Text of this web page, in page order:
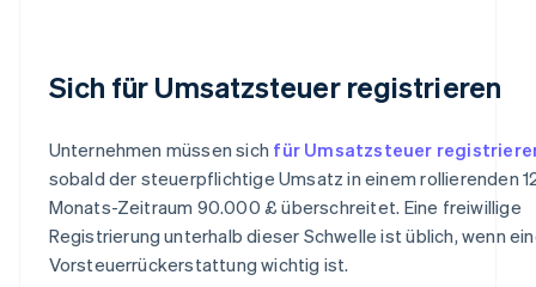
Sich für Umsatzsteuer registrieren
Unternehmen müssen sich für Umsatzsteuer
sobald der steuerpflichtige Umsatz in einem rollierenden
Monats-Zeitraum 90.000 £ überschreitet. Eine freiwillige
Registrierung unterhalb dieser Schwelle ist üblich, wenn
Vorsteuerrückerstattung wichtig ist.